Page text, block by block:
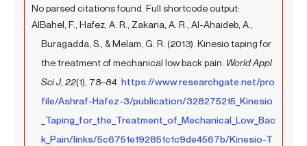
No parsed citations found. Full shortcode output:
AlBahel, F., Hafez, A. R., Zakaria, A. R., Al-Ahaideb, A.,
Buragadda, S., & Melam, G. R. (2013). Kinesio taping for
the treatment of mechanical low back pain. World Appl
Sci J, 22(1), 78–84. https://www.researchgate.net/pro
file/Ashraf-Hafez-3/publication/328275215_Kinesio
_Taping_for_the_Treatment_of_Mechanical_Low_Bac
k_Pain/links/5c6751e192851c1c9de4567b/Kinesio-T